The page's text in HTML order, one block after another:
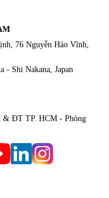
76 Nguyễn Háo Vĩnh,
- Shi Nakana, Japan
& ĐT TP. HCM - Phòng